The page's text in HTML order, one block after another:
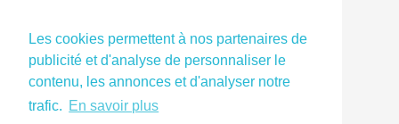
Les cookies permettent à nos partenaires de
publicité et d'analyse de personnaliser le
contenu, les annonces et d'analyser notre
trafic. En savoir plus